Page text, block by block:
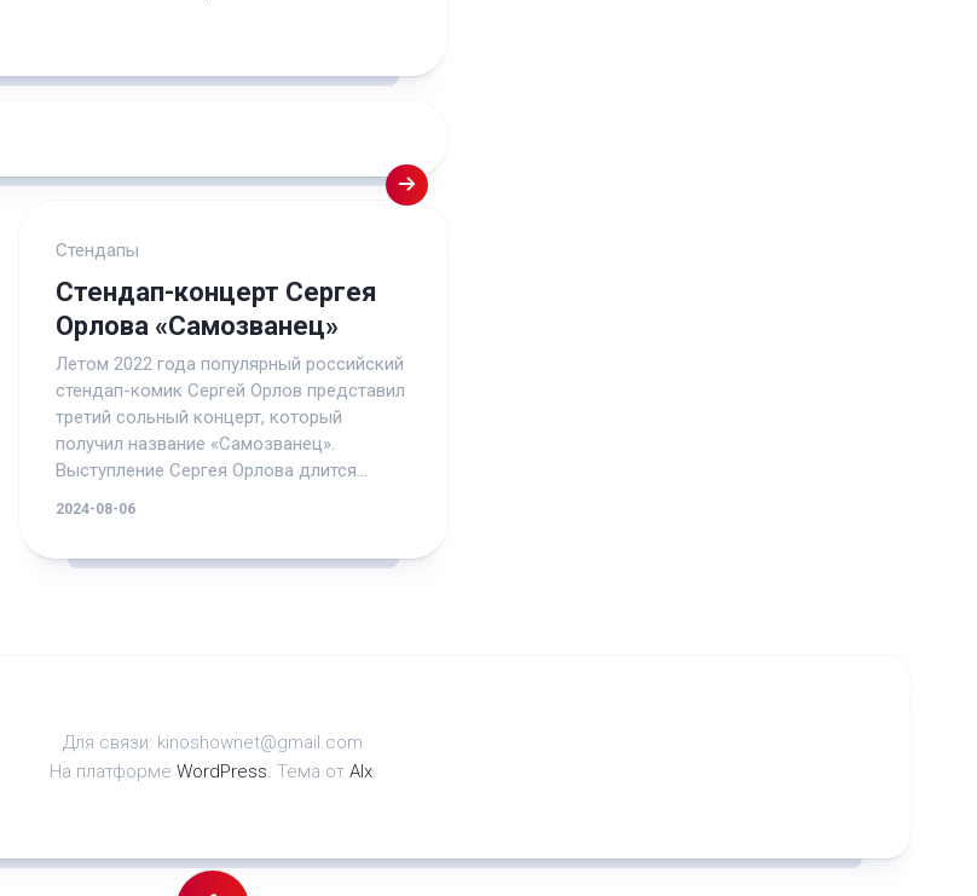
Стендапы
Стендап-концерт Сергея
Орлова «Самозванец»
Летом 2022 года популярный российский
стендап-комик Сергей Орлов представил
третий сольный концерт, который
получил название «Самозванец».
Выступление Сергея Орлова длится...
2024-08-06
Для связи: kinoshownet@gmail.com
На платформе WordPress. Тема от Alx.